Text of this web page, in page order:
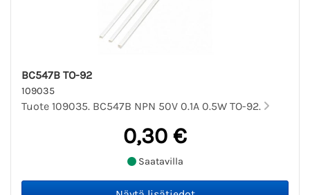
BC547B TO-92
109035
Tuote 109035. BC547B NPN 50V 0.1A 0.5W TO-92.
0,30 €
Saatavilla